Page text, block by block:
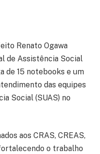
Renato Ogawa
de Assistência Social
de 15 notebooks e um
das equipes
Social (SUAS) no
aos CRAS, CREAS,
o trabalho